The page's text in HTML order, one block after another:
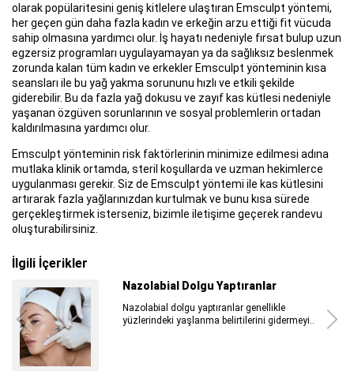
olarak popülaritesini geniş kitlelere ulaştıran Emsculpt yöntemi,
her geçen gün daha fazla kadın ve erkeğin arzu ettiği fit vücuda
sahip olmasına yardımcı olur. İş hayatı nedeniyle fırsat bulup uzun
egzersiz programları uygulayamayan ya da sağlıksız beslenmek
zorunda kalan tüm kadın ve erkekler Emsculpt yönteminin kısa
seansları ile bu yağ yakma sorununu hızlı ve etkili şekilde
giderebilir. Bu da fazla yağ dokusu ve zayıf kas kütlesi nedeniyle
yaşanan özgüven sorunlarının ve sosyal problemlerin ortadan
kaldırılmasına yardımcı olur.
Emsculpt yönteminin risk faktörlerinin minimize edilmesi adına
mutlaka klinik ortamda, steril koşullarda ve uzman hekimlerce
uygulanması gerekir. Siz de Emsculpt yöntemi ile kas kütlesini
artırarak fazla yağlarınızdan kurtulmak ve bunu kısa sürede
gerçekleştirmek isterseniz, bizimle iletişime geçerek randevu
oluşturabilirsiniz.
İlgili İçerikler
Plastik Cerrahi Ben Aldırma Sonrası
Plastik cerrahi ben aldırma sonrası hem
benlerin değerlendirilmesi...